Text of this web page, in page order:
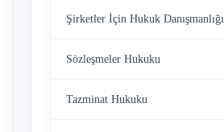
Şirketler İçin Hukuk Danışmanlığı
Sözleşmeler Hukuku
Tazminat Hukuku